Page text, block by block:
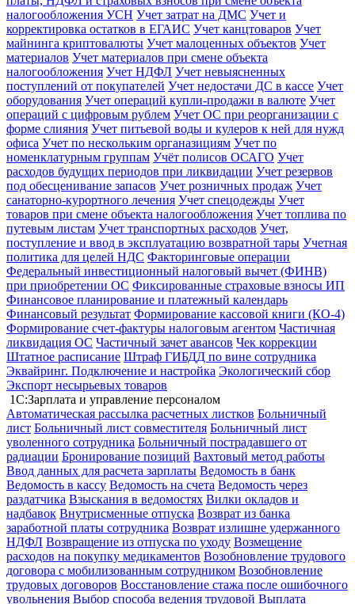
налогообложения УСН Учет затрат на ДМС Учет и
корректировка остатков в ЕГАИС Учет канцтоваров Учет
майнинга криптовалюты Учет малоценных объектов Учет
материалов Учет материалов при смене объекта
налогообложения Учет НДФЛ Учет невыясненных
поступлений от покупателей Учет недостачи ДС в кассе Учет
оборудования Учет операций купли-продажи в валюте Учет
операций с цифровым рублем Учет ОС при реорганизации с
форме слияния Учет питьевой воды и кулеров к ней для нужд
офиса Учет по нескольким органазициям Учет по
номенклатурным группам Учёт полисов ОСАГО Учет
расходов будущих периодов при ликвидации Учет резервов
под обесценивание запасов Учет розничных продаж Учет
санаторно-курортного лечения Учет спецодежды Учет
товаров при смене объекта налогообложения Учет топлива по
путевым листам Учет транспортных расходов Учет,
поступление и ввод в эксплуатацию возвратной тары Учетная
политика для целей НДС Факторинговые операции
Федеральный инвестиционный налоговый вычет (ФИНВ)
при приобретении ОС Фиксированные страховые взносы ИП
Финансовое планирование и платежный календарь
Финансовый результат Формирование кассовой книги (КО-4)
Формирование счет-фактуры налоговым агентом Частичная
ликвидация ОС Частичный зачет авансов Чек коррекции
Штатное расписание Штраф ГИБДД по вине сотрудника
Эквайринг. Подключение и настройка Экологический сбор
Экспорт несырьевых товаров
1С:Зарплата и управление персоналом
Автоматическая рассылка расчетных листков Больничный
лист Больничный лист совместителя Больничный лист
уволенного сотрудника Больничный пострадавшего от
радиации Бронирование позиций Вахтовый метод работы
Ввод данных для расчета зарплаты Ведомость в банк
Ведомость в кассу Ведомость на счета Ведомость через
раздатчика Взыскания в ведомостях Вилки окладов и
надбавок Внутрисменные отпуска Возврат из банка
заработной платы сотрудника Возврат излишне удержанного
НДФЛ Возвращение из отпуска по уходу Возмещение
расходов на покупку медикаментов Возобновление трудового
договора с мобилизованным сотрудником Возобновление
трудовых договоров Восстановление стажа после ошибочного
увольнения Выбор способа ведения трудовой Выплата